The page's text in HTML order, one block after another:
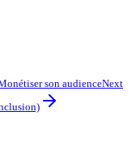
son audienceNext